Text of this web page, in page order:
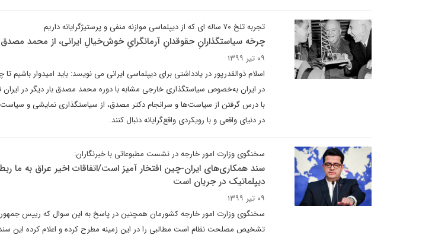
تجربه تلخ ۷۰ ساله ای که از دیپلماسی موازنه منفی و پرستیژگرایانه داریم
چرخه سیاستگذارانِ حقوقدانِ آرمانگرایِ خوش‌خیالِ ایرانی، از محمد
۰۹ تیر ۱۳۹۹
اسلام ذوالقدرپور در یادداشتی برای دیپلماسی ایرانی می نویسد: باید امیدوار باشیم
در ایران به‌خصوص سیاستگذاری خارجی مشابه با دوره محمد مصدق بار دیگر در ایران
با درس گرفتن از سیاست‌ها و سرانجام دکتر مصدق، از سیاستگذاری نمایشی و
در دنیای واقعی و با رویکردی واقع‌گرایانه دنبال کنند.
سخنگوی وزارت امور خارجه در نشست مطبوعاتی با خبرنگاران:
سند همکاری‌های ایران-چین افتخار آمیز است/اتفاقات اخیر عراق به ما
دیپلماتیک در جریان است
۰۹ تیر ۱۳۹۹
سخنگوی وزارت امور خارجه کشورمان همچنین در پاسخ به این سوال که رییس
تشخیص مصلحت نظام است مطالبی را در این زمینه مطرح کرده و اعلام کرده این